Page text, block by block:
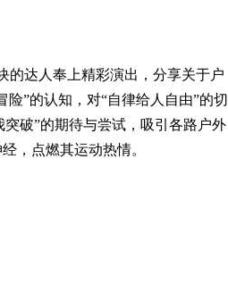
达人奉上精彩演出，分享关于户
”的认知，对“自律给人自由”的切
突破”的期待与尝试，吸引各路户外
，点燃其运动热情。